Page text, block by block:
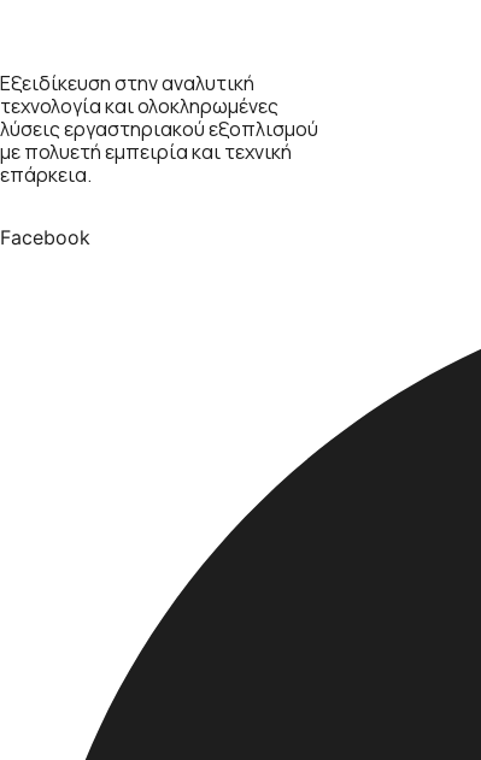
Εξειδίκευση στην αναλυτική
τεχνολογία και ολοκληρωμένες
λύσεις εργαστηριακού εξοπλισμού
με πολυετή εμπειρία και τεχνική
επάρκεια.
Facebook